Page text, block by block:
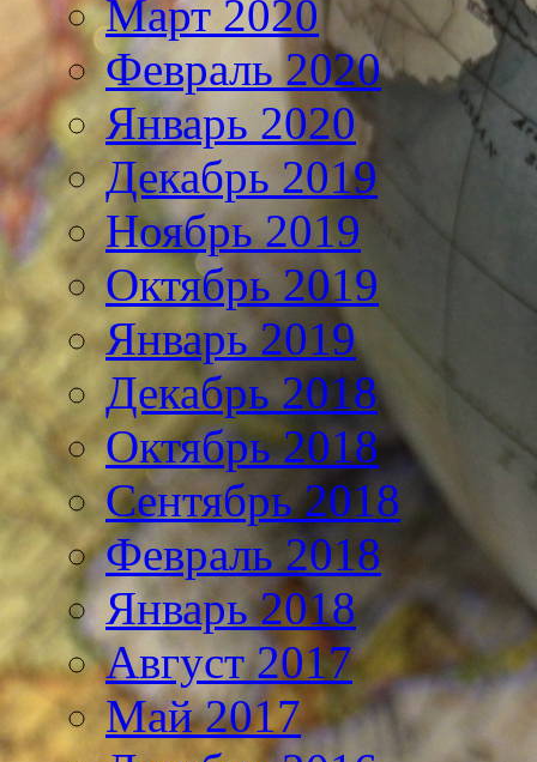
Март 2020
Февраль 2020
Январь 2020
Декабрь 2019
Ноябрь 2019
Октябрь 2019
Январь 2019
Декабрь 2018
Октябрь 2018
Сентябрь 2018
Февраль 2018
Январь 2018
Август 2017
Май 2017